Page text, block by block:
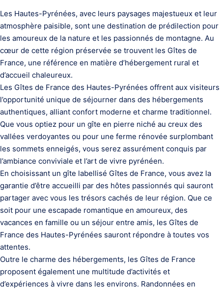
Les Hautes-Pyrénées, avec leurs paysages majestueux et leur
atmosphère paisible, sont une destination de prédilection pour
les amoureux de la nature et les passionnés de montagne. Au
cœur de cette région préservée se trouvent les Gîtes de
France, une référence en matière d’hébergement rural et
d’accueil chaleureux.
Les Gîtes de France des Hautes-Pyrénées offrent aux visiteurs
l’opportunité unique de séjourner dans des hébergements
authentiques, alliant confort moderne et charme traditionnel.
Que vous optiez pour un gîte en pierre niché au creux des
vallées verdoyantes ou pour une ferme rénovée surplombant
les sommets enneigés, vous serez assurément conquis par
l’ambiance conviviale et l’art de vivre pyrénéen.
En choisissant un gîte labellisé Gîtes de France, vous avez la
garantie d’être accueilli par des hôtes passionnés qui sauront
partager avec vous les trésors cachés de leur région. Que ce
soit pour une escapade romantique en amoureux, des
vacances en famille ou un séjour entre amis, les Gîtes de
France des Hautes-Pyrénées sauront répondre à toutes vos
attentes.
Outre le charme des hébergements, les Gîtes de France
proposent également une multitude d’activités et
d’expériences à vivre dans les environs. Randonnées en